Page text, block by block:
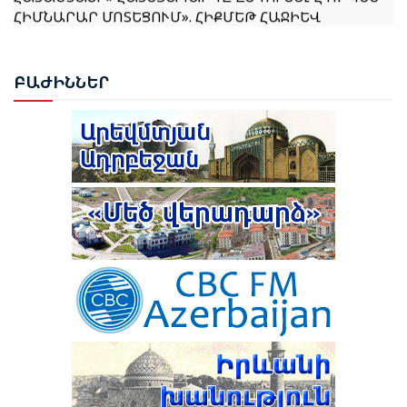
ՆԱԽԱԳԱՀ ՎԱՀԱԳՆ ԽԱՉԱՏՈՒՐՅԱՆԸ ՍՏՈՐԱԳՐԵՑ
ՆԻԿՈԼ ՓԱՇԻՆՅԱՆԻՆ ՎԱՐՉԱՊԵՏ ՆՇԱՆԱԿԵԼՈՒ
ՄԱՍԻՆ ՀՐԱՄԱՆԱԳԻՐԸ
ԻԼՀԱՄ ԱԼԻԵՎ. ԿԵՆՏՐՈՆԱԿԱՆ ԱՍԻԱՅԻ ԵՐԿՐՆԵՐԻ
ՀԵՏ ՀԱՐԱԲԵՐՈՒԹՅՈՒՆՆԵՐԸ ԱԴՐԲԵՋԱՆԻ
ԱՐՏԱՔԻՆ ՔԱՂԱՔԱԿԱՆՈՒԹՅԱՆ ՀԻՄՆԱԿԱՆ
ԱՌԱՋՆԱՀԵՐԹՈՒԹՅՈՒՆՆԵՐԻՑ ՄԵԿՆ ԵՆ
ԹՈՒՐՔԻԱՅԻ ՀԵՏ ՀԱՏՈՒԿ ԲԱՆԱԳՆԱՑԻ ՀԵՏ
ԿԱՊՎԱԾ ՈՐՈՇՈՒՄ ԴԵՌ ՉԿԱ․ ՓԱՇԻՆՅԱՆ
ԲԱԺԻՆՆԵՐ
ՆԱԽԱԳԱՀ ԻԼՀԱՄ ԱԼԻԵՎԸ ՄԱՍՆԱԿՑԵԼ Է